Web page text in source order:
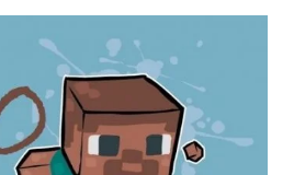
يحدث
البنوك
!
#61
|
61#